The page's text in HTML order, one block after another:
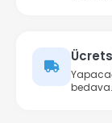
bedava.